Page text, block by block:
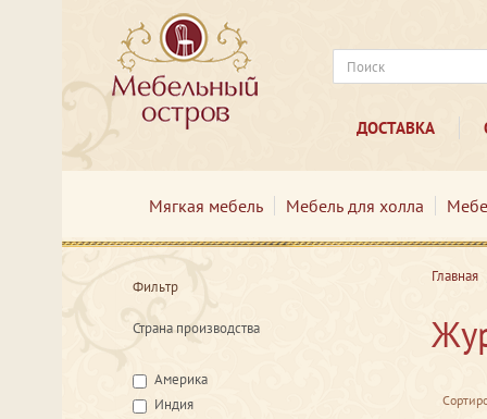
ДОСТАВКА
Мягкая мебель Мебель для холла
Фильтр
Страна производства
Америка
Индия
Главная